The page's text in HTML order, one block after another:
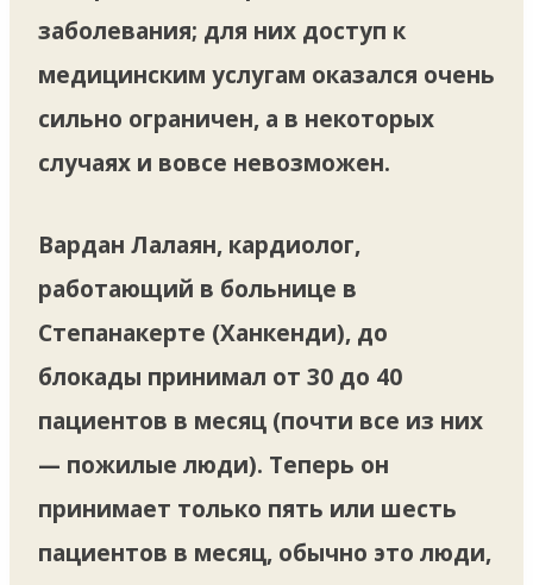
заболевания; для них доступ к
медицинским услугам оказался очень
сильно ограничен, а в некоторых
случаях и вовсе невозможен.
Вардан Лалаян, кардиолог,
работающий в больнице в
Степанакерте (Ханкенди), до
блокады принимал от 30 до 40
пациентов в месяц (почти все из них
— пожилые люди). Теперь он
принимает только пять или шесть
пациентов в месяц, обычно это люди,